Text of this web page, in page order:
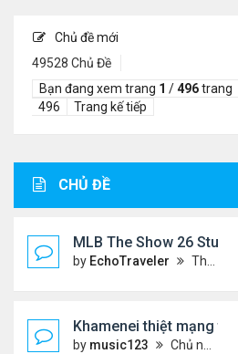
Chủ đề mới
49528 Chủ Đề
Bạn đang xem trang 1 /496trang
496
Trang kế tiếp
CHỦ ĐỀ
MLB The Show 26
by EchoTraveler Thứ 6 Tháng 8 07, 2026 12:31 am
Khamenei thiệt mạng
by music123 Chủ nhật Tháng 3 01, 2026 5:22 am